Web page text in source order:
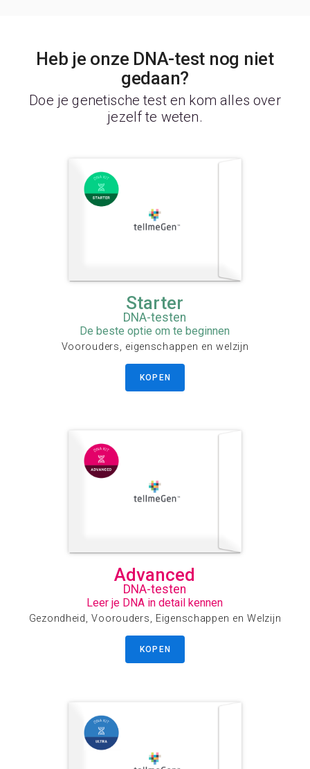
Heb je onze DNA-test nog niet
gedaan?
Doe je genetische test en kom alles over
jezelf te weten.
Starter
DNA-testen
De beste optie om te beginnen
Voorouders, eigenschappen en welzijn
KOPEN
Advanced
DNA-testen
Leer je DNA in detail kennen
Gezondheid, Voorouders, Eigenschappen en Welzijn
KOPEN